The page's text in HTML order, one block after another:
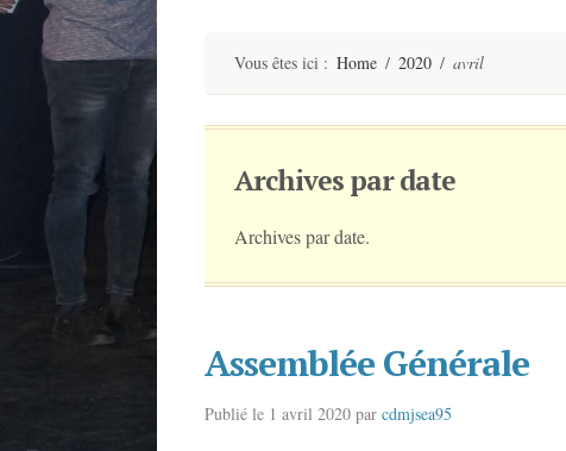
Vous êtes ici : Home / 2020 / avril
Archives par date
Archives par date.
Assemblée Générale
Publié le 1 avril 2020 par cdmjsea95